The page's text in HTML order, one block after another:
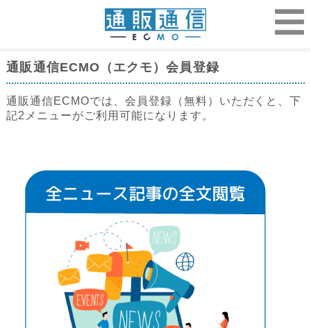
通販通信ECMO（エクモ）会員登録
通販通信ECMOでは、会員登録（無料）いただくと、下
記2メニューがご利用可能になります。